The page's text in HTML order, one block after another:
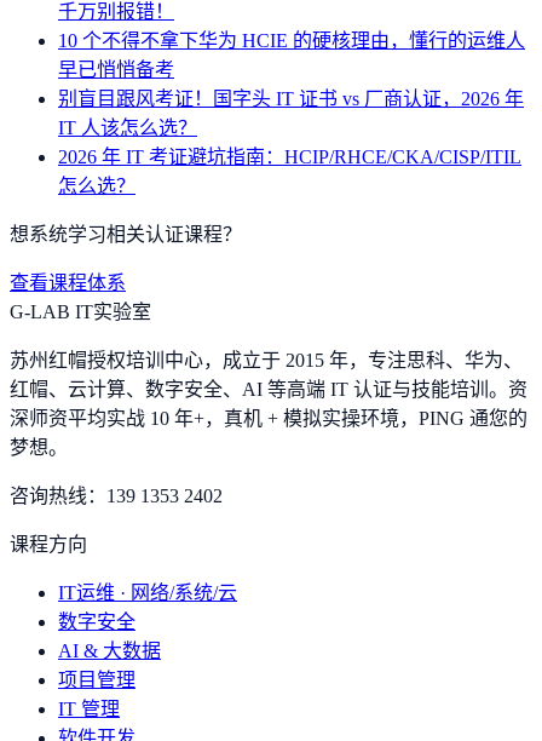
千万别报错！
10 个不得不拿下华为 HCIE 的硬核理由，懂行的运维人
早已悄悄备考
别盲目跟风考证！国字头 IT 证书 vs 厂商认证，2026 年
IT 人该怎么选？
2026 年 IT 考证避坑指南：HCIP/RHCE/CKA/CISP/ITIL
怎么选？
想系统学习相关认证课程？
查看课程体系
G-LAB IT实验室
苏州红帽授权培训中心，成立于 2015 年，专注思科、华为、
红帽、云计算、数字安全、AI 等高端 IT 认证与技能培训。资
深师资平均实战 10 年+，真机 + 模拟实操环境， PING 通您的
梦想。
咨询热线： 139 1353 2402
课程方向
IT运维 · 网络/系统/云
数字安全
AI & 大数据
项目管理
IT 管理